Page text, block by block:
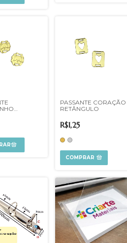
PASSANTE CORAÇÃO
RETÂNGULO
R$1,25
COMPRAR